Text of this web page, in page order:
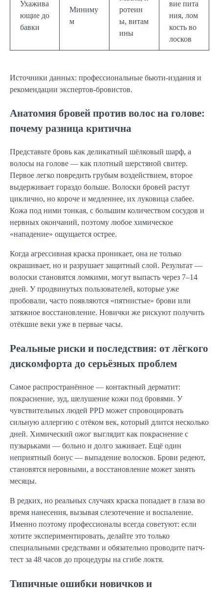
Ухажива
ющие до
бавки
Миниму
м
ротеин
ы, витам
ины
вие пита
ния, лом
кость во
лосков
Источники данных: профессиональные бьюти-издания и
рекомендации экспертов-бровистов.
Анатомия бровей против волос на голове:
почему разница критична
Представьте бровь как деликатный шёлковый шарф, а
волосы на голове — как плотный шерстяной свитер.
Первое легко повредить грубым воздействием, второе
выдерживает гораздо больше. Волоски бровей растут
циклично, но короче и медленнее, их луковица слабее.
Кожа под ними тонкая, с большим количеством сосудов и
нервных окончаний, поэтому любое химическое
«нападение» ощущается острее.
Когда агрессивная краска проникает, она не только
окрашивает, но и разрушает защитный слой. Результат —
волоски становятся ломкими, могут выпасть через 7–14
дней. У продвинутых пользователей, которые уже
пробовали, часто появляются «пятнистые» брови или
затяжное восстановление. Новички же рискуют получить
отёкшие веки уже в первые часы.
Реальные риски и последствия: от лёгкого
дискомфорта до серьёзных проблем
Самое распространённое — контактный дерматит:
покраснение, зуд, шелушение кожи под бровями. У
чувствительных людей PPD может спровоцировать
сильную аллергию с отёком век, который длится несколько
дней. Химический ожог выглядит как покраснение с
пузырьками — больно и долго заживает. Ещё один
неприятный бонус — выпадение волосков. Брови редеют,
становятся неровными, а восстановление может занять
месяцы.
В редких, но реальных случаях краска попадает в глаза во
время нанесения, вызывая слезотечение и воспаление.
Именно поэтому профессионалы всегда советуют: если
хотите экспериментировать, делайте это только
специальными средствами и обязательно проводите патч-
тест за 48 часов до процедуры на сгибе локтя.
Типичные ошибки новичков и